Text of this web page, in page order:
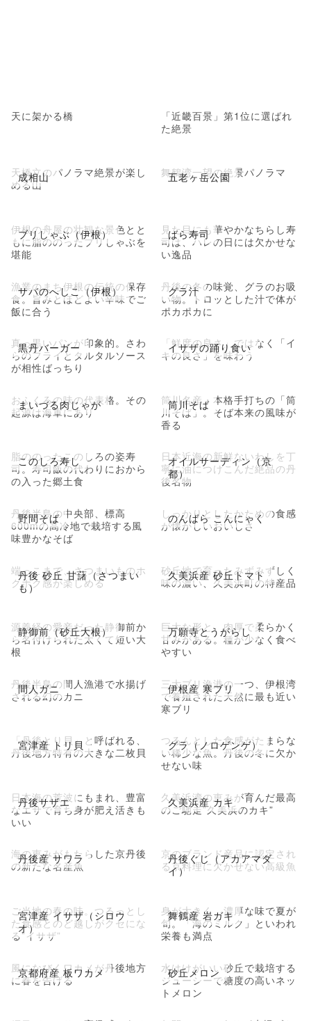
天に架かる橋
「近畿百景」第1位に選ばれ
た絶景
成相山
天橋立のパノラマ絶景が楽し
める山
五老ヶ岳公園
舞鶴湾一望の絶景パノラマ
ブリしゃぶ（伊根）
伊根の舟屋の壮観な景色とと
もに脂ののったブリしゃぶを
堪能
ばら寿司
見た目にも華やかなちらし寿
司は、ハレの日には欠かせな
い逸品
サバのへしこ（伊根）
漁業のまち伊根の伝統の保存
食。旨みとほどよい辛味でご
飯に合う
グラ汁
丹後の冬の味覚、グラのお吸
い物。トロッとした汁で体が
ポカポカに
黒丹バーガー
真っ黒いパンが印象的。さわ
らのフライとタルタルソース
が相性ばっちり
イサザの踊り食い
「鮮度の良さ」ではなく「イ
キの良さ」を味わう
まいづる肉じゃが
おふくろの味の代表格。その
起源は海軍にあり
筒川そば
筒川名産・本格手打ちの「筒
川そば」。そば本来の風味が
香る
このしろ寿し
脂ののったこのしろの姿寿
司。寿司飯の代わりにおから
の入った郷土食
オイルサーディン（京
都）
日本近海の新鮮ないわしを丁
寧に油につけこんだ絶品の丹
後名物
野間そば
丹後半島の中央部、標高
600mの高冷地で栽培する風
味豊かなそば
のんばら こんにゃく
しっかりとしたかための食感
が懐かしいおいしさ
丹後 砂丘 甘藷（さつまい
も）
端っこまで、さつまいものホ
クホク感が楽しめる
久美浜産 砂丘トマト
砂丘地で育ったみずみずしく
味の濃い、久美浜町の特産品
静御前（砂丘大根）
源義経の愛妾だった静御前か
ら名付けられた太くて短い大
根
万願寺とうがらし
巨大な形と、肉厚で柔らかく
甘みがある。種が少なく食べ
やすい
間人ガニ
丹後半島の間人漁港で水揚げ
される幻のカニ
伊根産 寒ブリ
三大ブリ漁港の一つ、伊根湾
で養殖された天然に最も近い
寒ブリ
宮津産 トリ貝
「丹後とり貝」と呼ばれる、
丹後地方特有の大きな二枚貝
グラ（ノロゲンゲ）
つるんとした食感がたまらな
い稀少な魚。丹後の冬に欠か
せない味
丹後サザエ
日本海の荒波にもまれ、豊富
なエサで育ち身が肥え活きも
いい
久美浜産 カキ
久美浜湾の恵みが育んだ最高
のご馳走”久美浜のカキ”
丹後産 サワラ
海の恵みがもたらした京丹後
の新たな名産魚
丹後ぐじ（アカアマダ
イ）
京のブランド産品に認定され
る京料理に欠かせない高級魚
宮津産 イサザ（シロウ
オ）
ご当地の春の味。つるっとし
た食感とのど越しがクセにな
る”イサザ”
舞鶴産 岩ガキ
身が大きく、濃厚な味で夏が
旬。「海のミルク」といわれ
栄養も満点
京都府産 板ワカメ
風になびくワカメが丹後地方
に春を告げる
砂丘メロン
水はけがいい砂丘で栽培する
ジューシーで糖度の高いネッ
トメロン